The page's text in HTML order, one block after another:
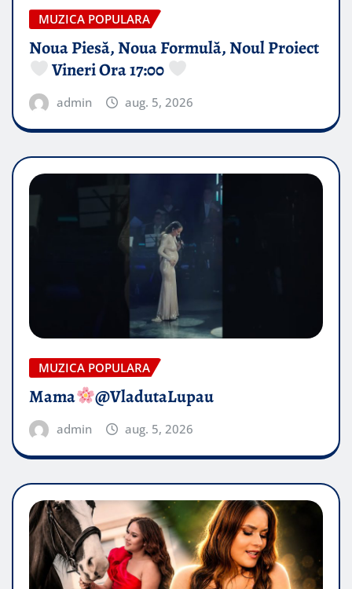
MUZICA POPULARA
Noua Piesă, Noua Formulă, Noul Proiect
Vineri Ora 17:00
admin aug. 5, 2026
MUZICA POPULARA
Mama @VladutaLupau
admin aug. 5, 2026